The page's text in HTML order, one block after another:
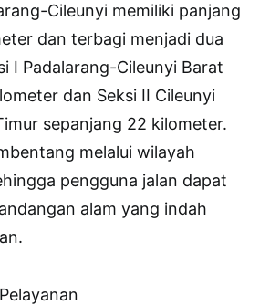
Cileunyi memiliki panjang
dan terbagi menjadi dua
I Padalarang-Cileunyi Barat
dan Seksi II Cileunyi
sepanjang 22 kilometer.
melalui wilayah
pengguna jalan dapat
alam yang indah